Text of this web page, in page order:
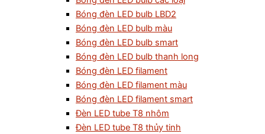
Bóng đèn LED bulb LBD2
Bóng đèn LED bulb màu
Bóng đèn LED bulb smart
Bóng đèn LED bulb thanh long
Bóng đèn LED filament
Bóng đèn LED filament màu
Bóng đèn LED filament smart
Đèn LED tube T8 nhôm
Đèn LED tube T8 thủy tinh